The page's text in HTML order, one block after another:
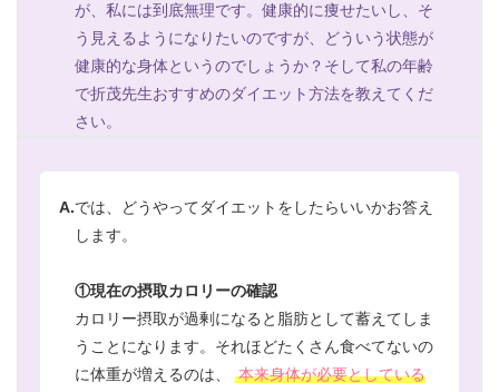
が、私には到底無理です。健康的に痩せたいし、そ
う見えるようになりたいのですが、どういう状態が
健康的な身体というのでしょうか？そして私の年齢
で折茂先生おすすめのダイエット方法を教えてくだ
さい。
A.では、どうやってダイエットをしたらいいかお答え
します。
①現在の摂取カロリーの確認
カロリー摂取が過剰になると脂肪として蓄えてしま
うことになります。それほどたくさん食べてないの
に体重が増えるのは、
本来身体が必要としている